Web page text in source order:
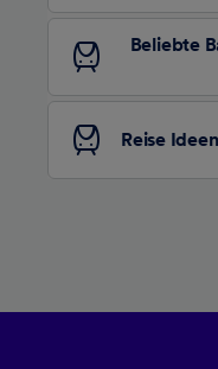
Beliebte
Reise Ideen
Personalisierte
von
Inhalten,
Liste der Partner